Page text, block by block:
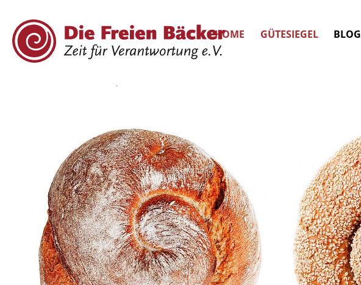
HOME GÜTESIEGEL BLOG